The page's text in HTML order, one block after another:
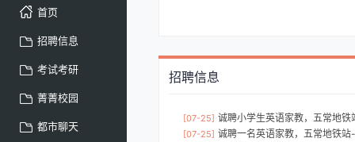
首页
招聘信息
考试考研
菁菁校园
都市聊天
招聘信息
[07-25] 诚聘小学生英语家教，五常地
[07-25] 诚聘一名英语家教，五常地铁站-